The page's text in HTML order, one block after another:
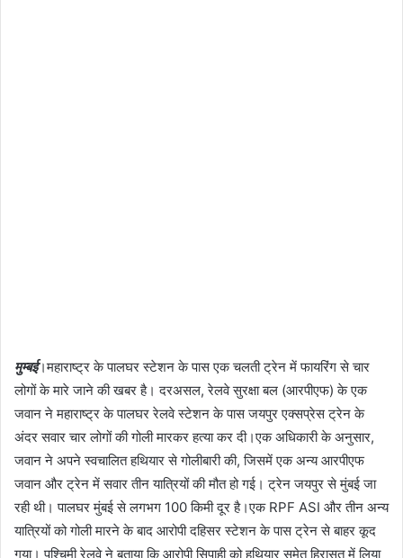
मुम्बई।महाराष्ट्र के पालघर स्टेशन के पास एक चलती ट्रेन में फायरिंग से चार
लोगों के मारे जाने की खबर है। दरअसल, रेलवे सुरक्षा बल (आरपीएफ) के एक
जवान ने महाराष्ट्र के पालघर रेलवे स्टेशन के पास जयपुर एक्सप्रेस ट्रेन के
अंदर सवार चार लोगों की गोली मारकर हत्या कर दी।एक अधिकारी के अनुसार,
जवान ने अपने स्वचालित हथियार से गोलीबारी की, जिसमें एक अन्य आरपीएफ
जवान और ट्रेन में सवार तीन यात्रियों की मौत हो गई। ट्रेन जयपुर से मुंबई जा
रही थी। पालघर मुंबई से लगभग 100 किमी दूर है।एक RPF ASI और तीन अन्य
यात्रियों को गोली मारने के बाद आरोपी दहिसर स्टेशन के पास ट्रेन से बाहर कूद
गया। पश्चिमी रेलवे ने बताया कि आरोपी सिपाही को हथियार समेत हिरासत में लिया